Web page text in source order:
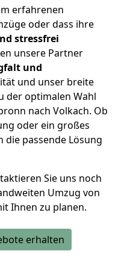
erfahrenen
oder dass ihre
stressfrei
unsere Partner
und
und unser breite
der optimalen Wahl
nach Volkach. Ob
oder ein großes
die passende Lösung
Sie uns noch
Umzug von
Ihnen zu planen.
erhalten